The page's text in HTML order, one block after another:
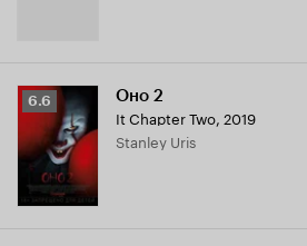
Рейтинг
Кинопоиска
6.6
6.6 Оно 2
It Chapter Two, 2019
Stanley Uris